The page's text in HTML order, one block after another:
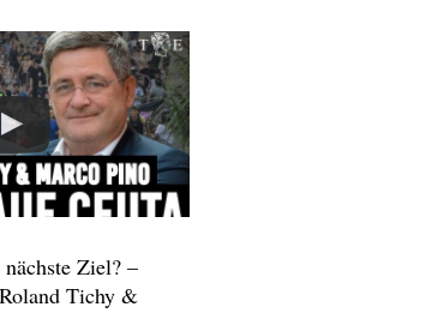
Ziel? –
Tichy &